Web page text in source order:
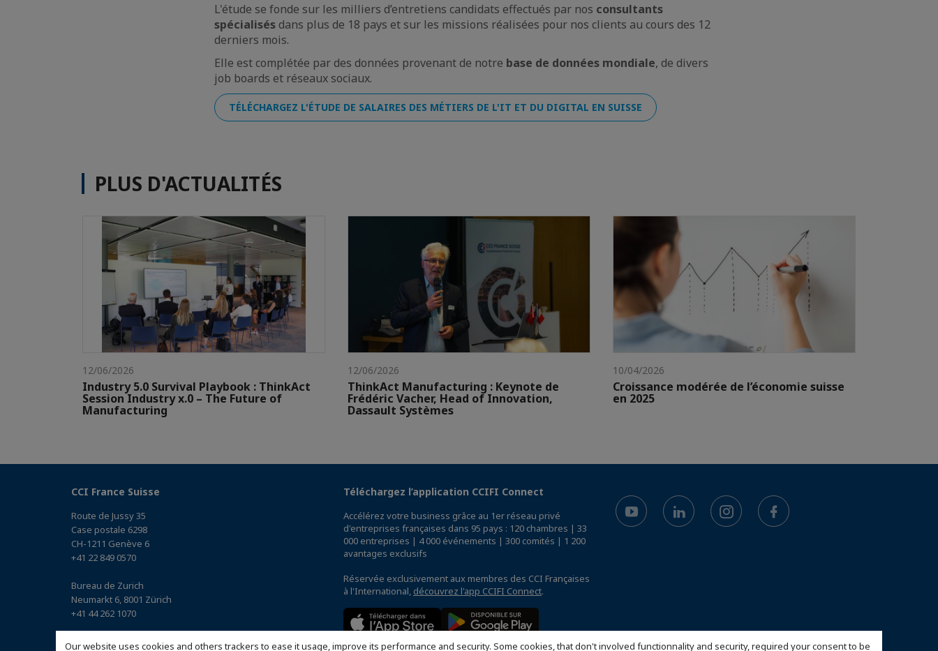
Our website uses cookies and others trackers to ease it usage, improve its performance and security. Some cookies, that don't involved functionnality and security, required your consent to be
L'étude se fonde sur les milliers d’entretiens candidats effectués par nos consultants
spécialisésdans plus de 18 pays et sur les missions réalisées pour nos clients au cours des 12
derniers mois.
Elle est complétée par des données provenant de notre base de données mondiale, de divers
job boards et réseaux sociaux.
TÉLÉCHARGEZ L'ÉTUDE DE SALAIRES DES MÉTIERS DE L'IT ET DU DIGITAL EN SUISSE
PLUS D'ACTUALITÉS
12/06/2026
Industry 5.0 Survival Playbook : ThinkAct
Session Industry x.0 – The Future of
Manufacturing
12/06/2026
ThinkAct Manufacturing : Keynote de
Frédéric Vacher, Head of Innovation,
Dassault Systèmes
10/04/2026
Croissance modérée de l’économie suisse
en 2025
CCI France Suisse
Route de Jussy 35
Case postale 6298
CH-1211 Genève 6
+41 22 849 0570
Bureau de Zurich
Neumarkt 6, 8001 Zürich
+41 44 262 1070
Bureau de Bâle
Téléchargez l’application CCIFI Connect
Accélérez votre business grâce au 1er réseau privé
d'entreprises françaises dans 95 pays : 120 chambres | 33
000 entreprises | 4 000 événements | 300 comités | 1 200
avantages exclusifs
Réservée exclusivement aux membres des CCI Françaises
à l'International, découvrez l'app CCIFI Connect.